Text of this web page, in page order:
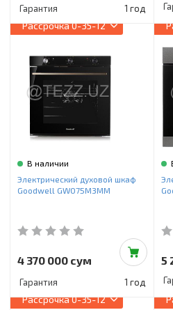
Гарантия 1 год
Рассрочка0-35-12
В наличии
Электрический духовой шкаф
Goodwell GWO75M3MM
4 370 000 сум
Гарантия 1 год
5
Рассрочка0-35-12